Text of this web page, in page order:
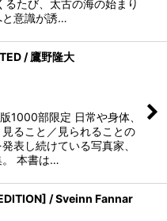
たび、太古の海の始まり
と意識が誘…
/ 鷹野隆大
1000部限定 日常や身体、
ること／見られることの
表し続けている写真家、
。 本書は…
/ Sveinn Fannar